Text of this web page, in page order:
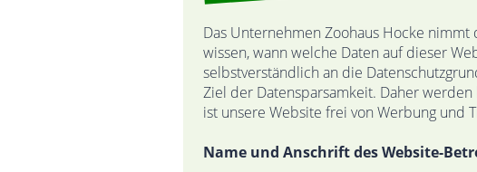
Das Unternehmen Zoohaus Hocke
wissen, wann welche Daten auf dieser
selbstverständlich an die
Ziel der Datensparsamkeit. Daher
ist unsere Website frei von Werbung und
Name und Anschrift des Website-